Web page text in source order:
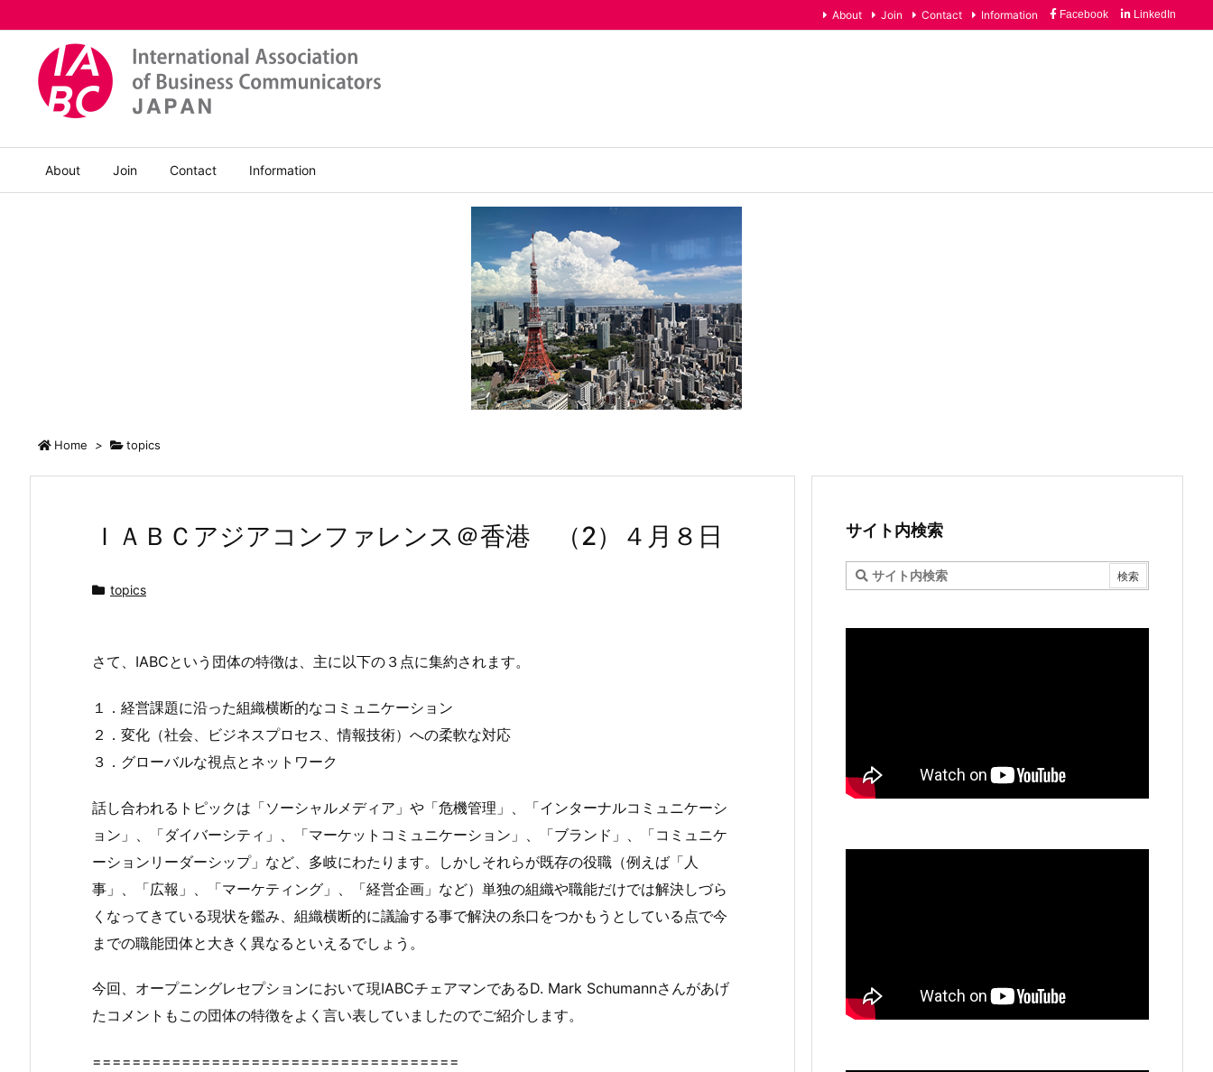
About Join Contact Information
About Join Contact Information Facebook LinkedIn
Home > topics
ＩＡＢＣアジアコンファレンス＠香港 （2）４月８日
topics
さて、IABCという団体の特徴は、主に以下の３点に集約されます。
１．経営課題に沿った組織横断的なコミュニケーション
２．変化（社会、ビジネスプロセス、情報技術）への柔軟な対応
３．グローバルな視点とネットワーク
話し合われるトピックは「ソーシャルメディア」や「危機管理」、「インターナルコミュニケーシ
ョン」、「ダイバーシティ」、「マーケットコミュニケーション」、「ブランド」、「コミュニケ
ーションリーダーシップ」など、多岐にわたります。しかしそれらが既存の役職（例えば「人
事」、「広報」、「マーケティング」、「経営企画」など）単独の組織や職能だけでは解決しづら
くなってきている現状を鑑み、組織横断的に議論する事で解決の糸口をつかもうとしている点で今
までの職能団体と大きく異なるといえるでしょう。
今回、オープニングレセプションにおいて現IABCチェアマンであるD. Mark Schumannさんがあげ
たコメントもこの団体の特徴をよく言い表していましたのでご紹介します。
=====================================
サイト内検索